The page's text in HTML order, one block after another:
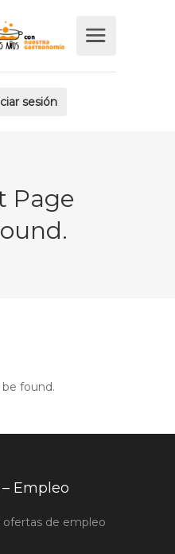
sesión
Page
be found.
Empleo
ofertas de empleo